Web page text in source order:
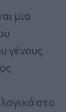
μια
γένους
στο